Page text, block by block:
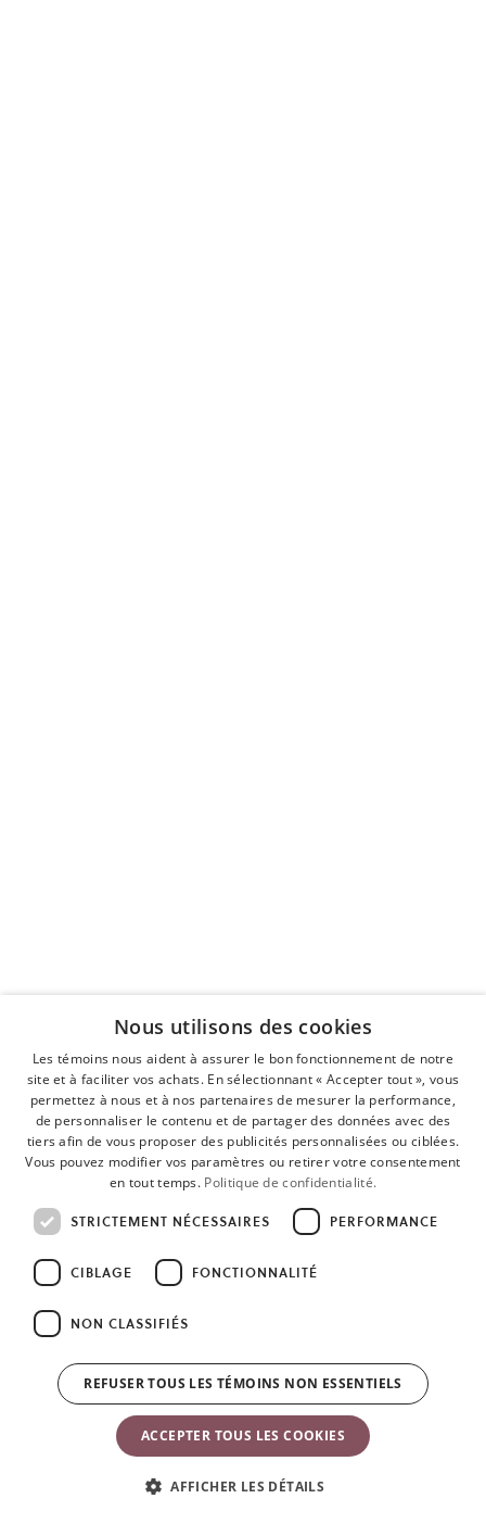
Vos moments BabyBjörn
Nous utilisons des cookies
Les témoins nous aident à assurer le bon fonctionnement de notre
site et à faciliter vos achats. En sélectionnant « Accepter tout », vous
permettez à nous et à nos partenaires de mesurer la performance,
de personnaliser le contenu et de partager des données avec des
tiers afin de vous proposer des publicités personnalisées ou ciblées.
Vous pouvez modifier vos paramètres ou retirer votre consentement
en tout temps. Politique de confidentialité.
STRICTEMENT NÉCESSAIRES PERFORMANCE
CIBLAGE FONCTIONNALITÉ
NON CLASSIFIÉS
ACCEPTER TOUS LES COOKIES
REFUSER TOUS LES TÉMOINS NON ESSENTIELS
AFFICHER LES DÉTAILS